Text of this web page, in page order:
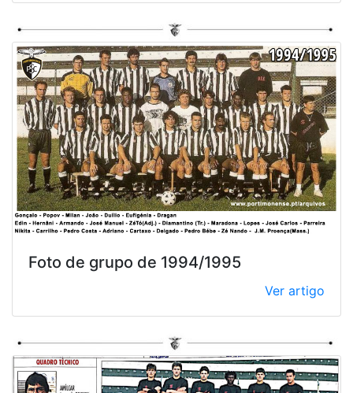
Foto de grupo de 1994/1995
Ver artigo